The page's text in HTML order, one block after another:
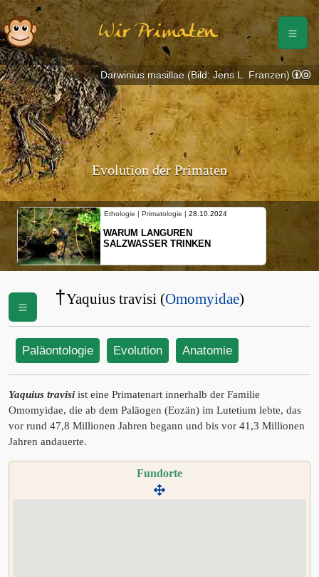
Wir Primaten
Evolution der Primaten
Ethologie | Primatologie | 28.10.2024
WARUM LANGUREN
SALZWASSER TRINKEN
Darwinius masillae (Bild: Jens L. Franzen)
†Yaquius travisi (Omomyidae)
Paläontologie Evolution Anatomie
Yaquius travisi ist eine Primatenart innerhalb der Familie
Omomyidae, die ab dem Paläogen (Eozän) im Lutetium lebte, das
vor rund 47,8 Millionen Jahren begann und bis vor 41,3 Millionen
Jahren andauerte.
Fundorte